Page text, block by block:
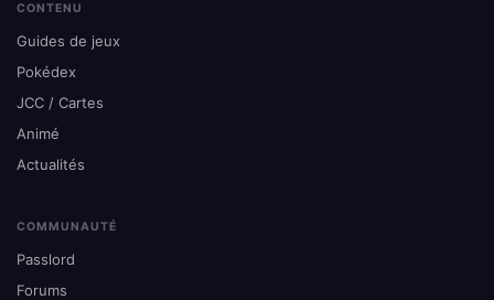
CONTENU
Guides de jeux
Pokédex
JCC / Cartes
Animé
Actualités
COMMUNAUTÉ
Passlord
Forums